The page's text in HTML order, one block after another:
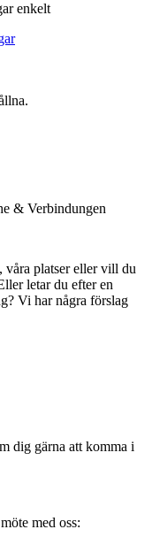
enkelt
våra platser eller vill du
letar du efter en
Vi har några förslag
dig gärna att komma i
med oss: